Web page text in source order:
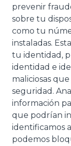
prevenir
sobre tu
como tu
instaladas.
tu identidad,
identidad e
maliciosas
seguridad.
información
que podrían
identificamos
podemos